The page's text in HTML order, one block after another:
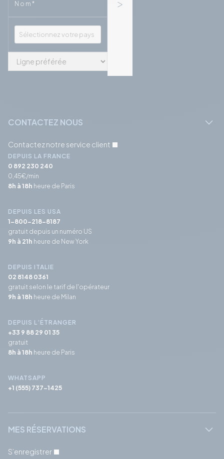
CONTACTEZ NOUS
Contactez notre service client
DEPUIS LA FRANCE
0 892 230 240
0,45€/min
8h à 18h heure de Paris
DEPUIS LES USA
1-800-218-8187
gratuit depuis un numéro US
9h à 21h heure de New York
DEPUIS ITALIE
02 8148 0361
gratuit selon le tarif de l'opérateur
9h à 18h heure de Milan
DEPUIS L’ÉTRANGER
+33 9 88 29 01 35
gratuit
8h à 18h heure de Paris
WHATSAPP
+1 (555) 737-1425
MES RÉSERVATIONS
S’enregistrer